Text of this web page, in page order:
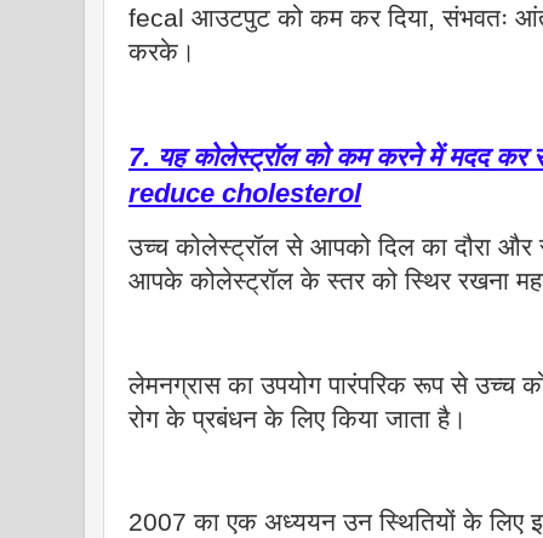
fecal आउटपुट को कम कर दिया, संभवतः
करके।
7. यह कोलेस्ट्रॉल को कम करने में मदद
reduce cholesterol
उच्च कोलेस्ट्रॉल से आपको दिल का दौरा
आपके कोलेस्ट्रॉल के स्तर को स्थिर रखना
लेमनग्रास का उपयोग पारंपरिक रूप से उच्च
रोग के प्रबंधन के लिए किया जाता है।
2007 का एक अध्ययन उन स्थितियों के लिए